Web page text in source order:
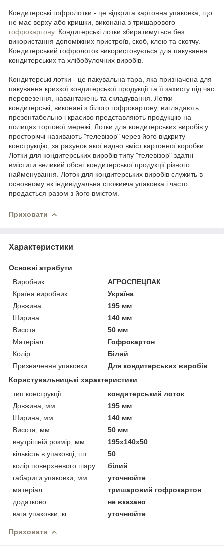
Кондитерські гофролотки - це відкрита картонна упаковка, що
не має верху або кришки, виконана з тришарового
гофрокартону. Кондитерські лотки збиратимуться без
використання допоміжних пристроїв, скоб, клею та скотчу.
Кондитерський гофролоток використовується для пакування
кондитерських та хлібобулочних виробів.
Кондитерські лотки - це пакувальна тара, яка призначена для
пакування крихкої кондитерської продукції та її захисту під час
перевезення, навантажень та складування. Лотки
кондитерські, виконані з білого гофрокартону, виглядають
презентабельно і красиво представляють продукцію на
полицях торгової мережі. Лотки для кондитерських виробів у
просторіччі називають "телевізор" через його відкриту
конструкцію, за рахунок якої видно вміст картонної коробки.
Лотки для кондитерських виробів типу "телевізор" здатні
вмістити великий обсяг кондитерської продукції різного
найменування. Лоток для кондитерських виробів служить в
основному як індивідуальна споживча упаковка і часто
продається разом з його вмістом.
Приховати
Характеристики
Основні атрибути
Виробник
АГРОСПЕЦПАК
Країна виробник
Україна
Довжина
195 мм
Ширина
140 мм
Висота
50 мм
Матеріал
Гофрокартон
Колір
Білий
Призначення упаковки
Для кондитерських виробів
Користувальницькі характеристики
тип конструкції:
кондитерський лоток
Довжина, мм
195 мм
Ширина, мм
140 мм
Висота, мм
50 мм
внутрішній розмір, мм:
195х140х50
кількість в упаковці, шт
50
колір поверхневого шару:
білий
габарити упаковки, мм
уточнюйте
матеріал:
тришаровий гофрокартон
додатково:
не вказано
вага упаковки, кг
уточнюйте
Приховати